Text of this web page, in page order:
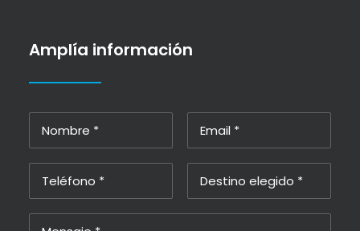
Amplía información